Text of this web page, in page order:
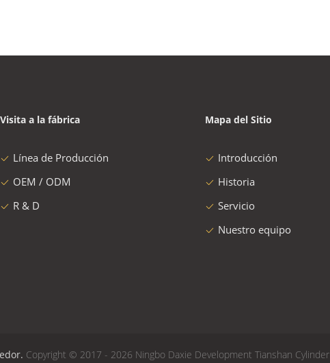
Visita a la fábrica
Línea de Producción
OEM / ODM
R & D
Mapa del Sitio
Introducción
Historia
Servicio
Nuestro equipo
Copyright © 2017 - 2026 Ningbo Daxie Development Tianshan Cylinder